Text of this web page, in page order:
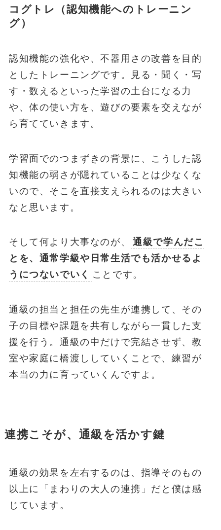
コグトレ（認知機能へのトレーニン
グ）
認知機能の強化や、不器用さの改善を目的
としたトレーニングです。見る・聞く・写
す・数えるといった学習の土台になる力
や、体の使い方を、遊びの要素を交えなが
ら育てていきます。
学習面でのつまずきの背景に、こうした認
知機能の弱さが隠れていることは少なくな
いので、そこを直接支えられるのは大きい
なと思います。
そして何より大事なのが、
通級で学んだこ
とを、通常学級や日常生活でも活かせるよ
うにつないでいく
ことです。
通級の担当と担任の先生が連携して、その
子の目標や課題を共有しながら一貫した支
援を行う。通級の中だけで完結させず、教
室や家庭に橋渡ししていくことで、練習が
本当の力に育っていくんですよ。
連携こそが、通級を活かす鍵
通級の効果を左右するのは、指導そのもの
以上に「まわりの大人の連携」だと僕は感
じています。